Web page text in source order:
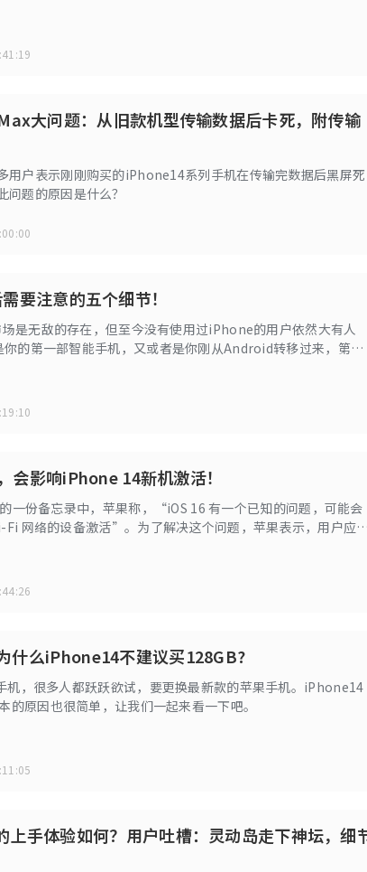
大问题：从旧款机型传输数据后卡死，附传输
用户表示刚刚购买的iPhone14系列手机在传输完数据后黑屏死
题的原因是什么？
要注意的五个细节！
是无敌的存在，但至今没有使用过iPhone的用户依然大有人
的第一部智能手机，又或者是你刚从Android转移过来，第一
会影响iPhone 14新机激活！
一份备忘录中，苹果称，“iOS 16 有一个已知的问题，可能会
Fi 网络的设备激活”。为了解决这个问题，苹果表示，用户应
什么iPhone14不建议买128GB?
，很多人都跃跃欲试，要更换最新款的苹果手机。iPhone14
的原因也很简单，让我们一起来看一下吧。
上手体验如何？用户吐槽：灵动岛走下神坛，细